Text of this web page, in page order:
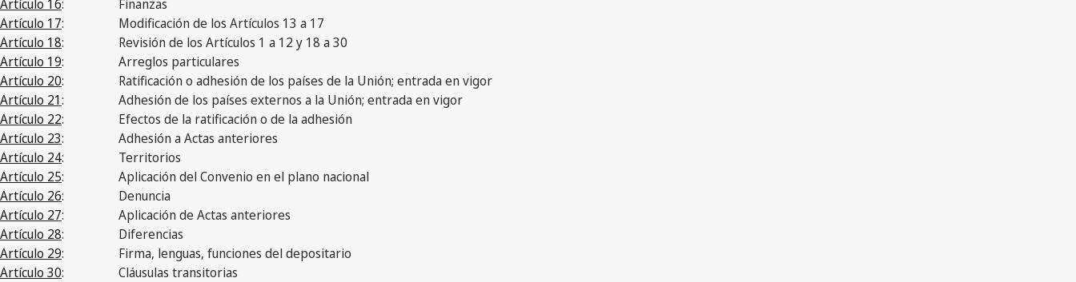
Artículo 16:
Finanzas
Artículo 17:
Modificación de los Artículos 13 a 17
Artículo 18:
Revisión de los Artículos 1 a 12 y 18 a 30
Artículo 19:
Arreglos particulares
Artículo 20:
Ratificación o adhesión de los países de la Unión; entrada en vigor
Artículo 21:
Adhesión de los países externos a la Unión; entrada en vigor
Artículo 22:
Efectos de la ratificación o de la adhesión
Artículo 23:
Adhesión a Actas anteriores
Artículo 24:
Territorios
Artículo 25:
Aplicación del Convenio en el plano nacional
Artículo 26:
Denuncia
Artículo 27:
Aplicación de Actas anteriores
Artículo 28:
Diferencias
Artículo 29:
Firma, lenguas, funciones del depositario
Artículo 30: Cláusulas transitorias